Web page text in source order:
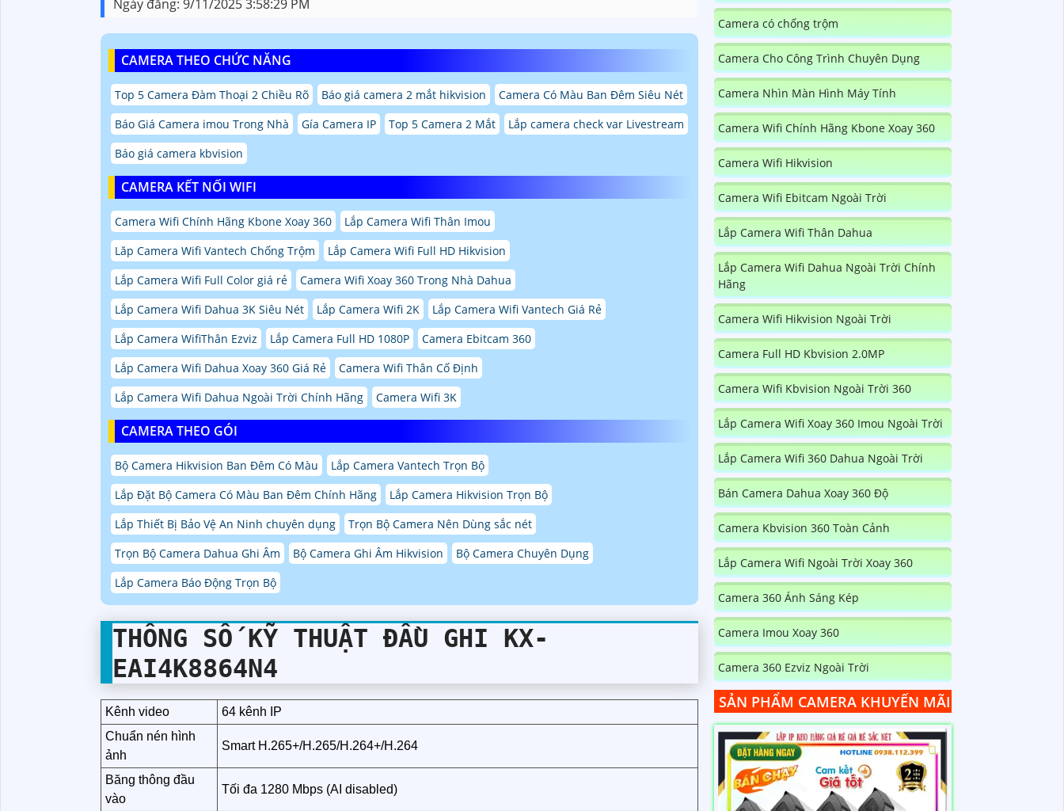
Ngày đăng: 9/11/2025 3:58:29 PM
CAMERA THEO CHỨC NĂNG
Top 5 Camera Đàm Thoại 2 Chiều Rõ Báo giá camera 2 mắt hikvision
Camera Có Màu Ban Đêm Siêu Nét
Báo Giá Camera imou Trong Nhà
Gía Camera IP Top 5 Camera 2 Mắt
Lắp camera check var Livestream
Báo giá camera kbvision
CAMERA KẾT NỐI WIFI
Camera Wifi Chính Hãng Kbone Xoay 360
Lắp Camera Wifi Thân Imou
Lăp Camera Wifi Vantech Chống Trộm
Lắp Camera Wifi Full HD Hikvision
Lắp Camera Wifi Full Color giá rẻ
Camera Wifi Xoay 360 Trong Nhà Dahua
Lắp Camera Wifi Dahua 3K Siêu Nét
Lắp Camera Wifi 2K
Lắp Camera Wifi Vantech Giá Rẻ
Lắp Camera WifiThân Ezviz
Lắp Camera Full HD 1080P
Camera Ebitcam 360
Lắp Camera Wifi Dahua Xoay 360 Giá Rẻ
Camera Wifi Thân Cố Định
Lắp Camera Wifi Dahua Ngoài Trời Chính Hãng
Camera Wifi 3K
CAMERA THEO GÓI
Bộ Camera Hikvision Ban Đêm Có Màu
Lắp Camera Vantech Trọn Bộ
Lắp Đặt Bộ Camera Có Màu Ban Đêm Chính Hãng
Lắp Camera Hikvision Trọn Bộ
Lắp Thiết Bị Bảo Vệ An Ninh chuyên dụng
Trọn Bộ Camera Nên Dùng sắc nét
Trọn Bộ Camera Dahua Ghi Âm
Bộ Camera Ghi Âm Hikvision
Bộ Camera Chuyên Dụng
Lắp Camera Báo Động Trọn Bộ
THÔNG SỐ KỸ THUẬT ĐẦU GHI KX-
EAI4K8864N4
Kênh video
64 kênh IP
Chuẩn nén hình
ảnh
Smart H.265+/H.265/H.264+/H.264
Băng thông đầu
vào
Tối đa 1280 Mbps (AI disabled)
Camera có chống trộm
Camera Cho Công Trình Chuyên Dụng
Camera Nhìn Màn Hình Máy Tính
Camera Wifi Chính Hãng Kbone Xoay 360
Camera Wifi Hikvision
Camera Wifi Ebitcam Ngoài Trời
Lắp Camera Wifi Thân Dahua
Lắp Camera Wifi Dahua Ngoài Trời Chính
Hãng
Camera Wifi Hikvision Ngoài Trời
Camera Full HD Kbvision 2.0MP
Camera Wifi Kbvision Ngoài Trời 360
Lắp Camera Wifi Xoay 360 Imou Ngoài Trời
Lắp Camera Wifi 360 Dahua Ngoài Trời
Bán Camera Dahua Xoay 360 Độ
Camera Kbvision 360 Toàn Cảnh
Lắp Camera Wifi Ngoài Trời Xoay 360
Camera 360 Ánh Sáng Kép
Camera Imou Xoay 360
Camera 360 Ezviz Ngoài Trời
SẢN PHẨM CAMERA KHUYẾN MÃI